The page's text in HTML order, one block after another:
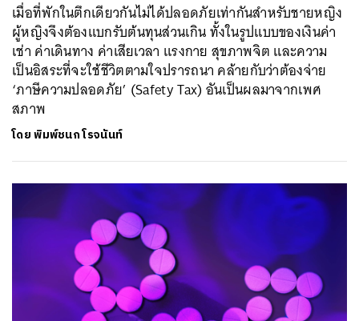
เมื่อที่พักในตึกเดียวกันไม่ได้ปลอดภัยเท่ากันสำหรับชายหญิง
ผู้หญิงจึงต้องแบกรับต้นทุนส่วนเกิน ทั้งในรูปแบบของเงินค่า
เช่า ค่าเดินทาง ค่าเสียเวลา แรงกาย สุขภาพจิต และความ
เป็นอิสระที่จะใช้ชีวิตตามใจปรารถนา คล้ายกับว่าต้องจ่าย
‘ภาษีความปลอดภัย’ (Safety Tax) อันเป็นผลมาจากเพศ
สภาพ
โดยพิมพ์ชนก โรจนันท์